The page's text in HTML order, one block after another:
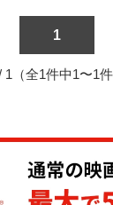
1
1（全1件中1〜1件